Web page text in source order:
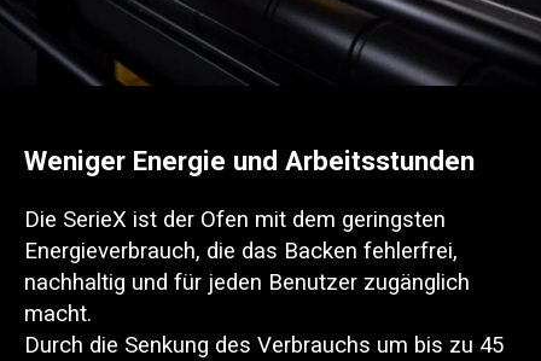
Weniger Energie und Arbeitsstunden
Die SerieX ist der Ofen mit dem geringsten
Energieverbrauch, die das Backen fehlerfrei,
nachhaltig und für jeden Benutzer zugänglich
macht.
Durch die Senkung des Verbrauchs um bis zu 45